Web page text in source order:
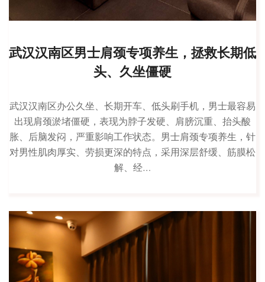
武汉汉南区男士肩颈专项养生，拯救长期低
头、久坐僵硬
武汉汉南区办公久坐、长期开车、低头刷手机，男士最容易
出现肩颈淤堵僵硬，表现为脖子发硬、肩膀沉重、抬头酸
胀、后脑发闷，严重影响工作状态。男士肩颈专项养生，针
对男性肌肉厚实、劳损更深的特点，采用深层舒缓、筋膜松
解、经…